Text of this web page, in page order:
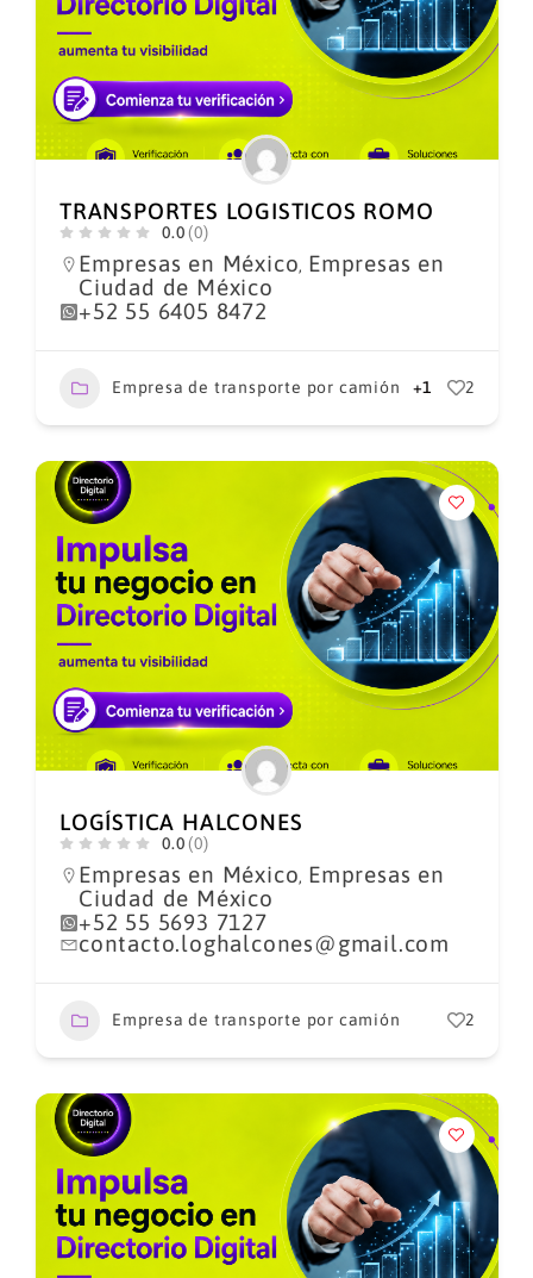
TRANSPORTES LOGISTICOS ROMO
0.0 (0)
Empresas en México, Empresas en
Ciudad de México
+52 55 6405 8472
Empresa de transporte por camión +1 2
LOGÍSTICA HALCONES
0.0 (0)
Empresas en México, Empresas en
Ciudad de México
+52 55 5693 7127
contacto.loghalcones@gmail.com
Empresa de transporte por camión 2